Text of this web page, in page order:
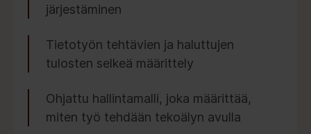
järjestäminen
Tietotyön tehtävien ja haluttujen
tulosten selkeä määrittely
Ohjattu hallintamalli, joka määrittää,
miten työ tehdään tekoälyn avulla